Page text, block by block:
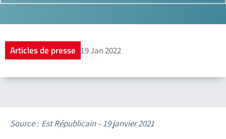
Articles de presse 19 Jan 2022
Source : Est Républicain – 19 janvier 2021